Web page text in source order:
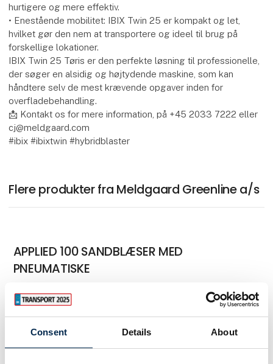
Consent Details About
hurtigere og mere effektiv.
• Enestående mobilitet: IBIX Twin 25 er kompakt og let,
hvilket gør den nem at transportere og ideel til brug på
forskellige lokationer.
IBIX Twin 25 Tøris er den perfekte løsning til professionelle,
der søger en alsidig og højtydende maskine, som kan
håndtere selv de mest krævende opgaver inden for
overfladebehandling.
📩 Kontakt os for mere information, på +45 2033 7222 eller
cj@meldgaard.com
#ibix #ibixtwin #hybridblaster
Flere produkter fra Meldgaard Greenline a/s
APPLIED 100 SANDBLÆSER MED
PNEUMATISKE
Eco sandblaster IBIX 9 Problaster Black
6 m